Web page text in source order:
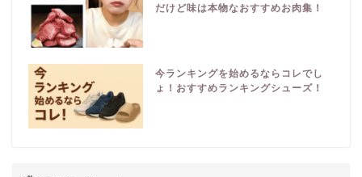
だけど味は本物なおすすめお肉集！
今ランキングを始めるならコレでし
ょ！おすすめランキングシューズ！